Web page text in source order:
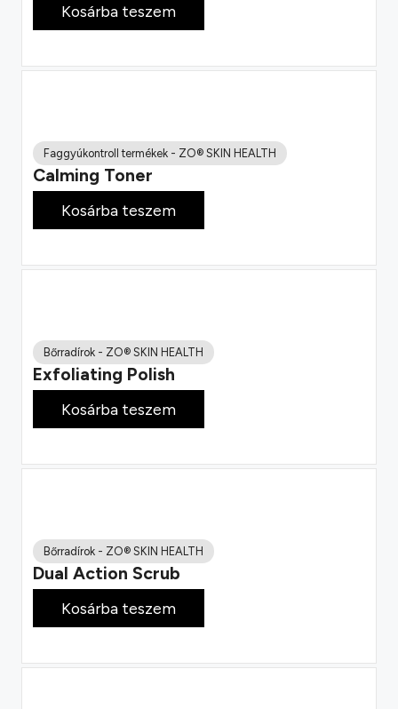
Kosárba teszem
Faggyúkontroll termékek - ZO® SKIN HEALTH
Calming Toner
Kosárba teszem
Bőrradírok - ZO® SKIN HEALTH
Exfoliating Polish
Kosárba teszem
Bőrradírok - ZO® SKIN HEALTH
Dual Action Scrub
Kosárba teszem